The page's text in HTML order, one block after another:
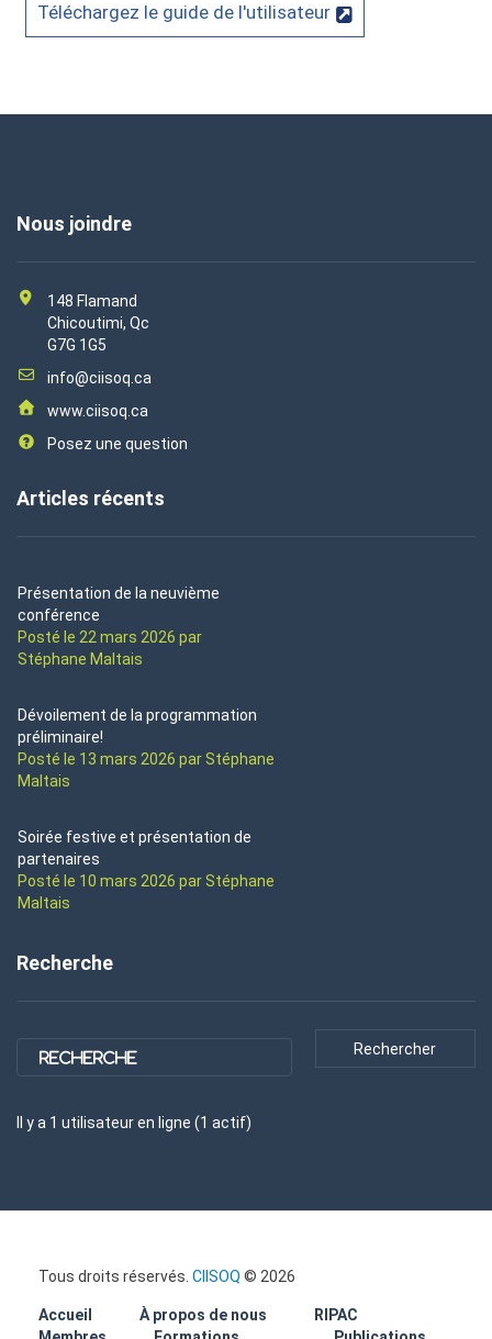
Téléchargez le guide de l'utilisateur
Nous joindre
148 Flamand
Chicoutimi, Qc
G7G 1G5
info@ciisoq.ca
www.ciisoq.ca
Posez une question
Articles récents
Présentation de la neuvième
conférence
Posté le 22 mars 2026 par
Stéphane Maltais
Dévoilement de la programmation
préliminaire!
Posté le 13 mars 2026 par Stéphane
Maltais
Soirée festive et présentation de
partenaires
Posté le 10 mars 2026 par Stéphane
Maltais
Recherche
Il y a 1 utilisateuren ligne (1 actif)
Tous droits réservés. CIISOQ © 2026
Accueil À propos de nous
RIPAC